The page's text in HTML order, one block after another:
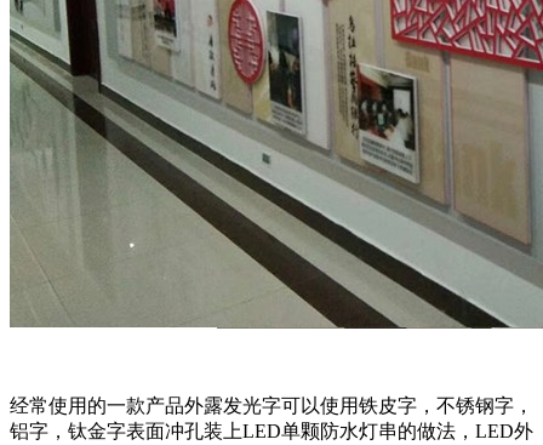
经常使用的一款产品外露发光字可以使用铁皮字，不锈钢字，
铝字，钛金字表面冲孔装上LED单颗防水灯串的做法，LED外